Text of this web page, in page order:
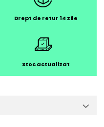
Drept de retur 14 zile
Stoc actualizat